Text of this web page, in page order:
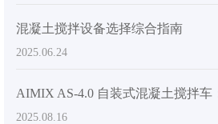
混凝土搅拌设备选择综合指南
2025.06.24
2025.08.16